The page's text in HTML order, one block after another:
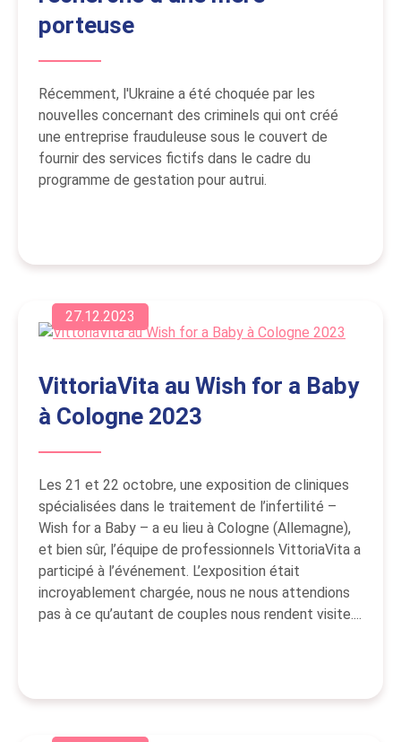
porteuse
Récemment, l'Ukraine a été choquée par les
nouvelles concernant des criminels qui ont créé
une entreprise frauduleuse sous le couvert de
fournir des services fictifs dans le cadre du
programme de gestation pour autrui.
27.12.2023
VittoriaVita au Wish for a Baby
à Cologne 2023
Les 21 et 22 octobre, une exposition de cliniques
spécialisées dans le traitement de l’infertilité –
Wish for a Baby – a eu lieu à Cologne (Allemagne),
et bien sûr, l’équipe de professionnels VittoriaVita a
participé à l’événement. L’exposition était
incroyablement chargée, nous ne nous attendions
pas à ce qu’autant de couples nous rendent visite....